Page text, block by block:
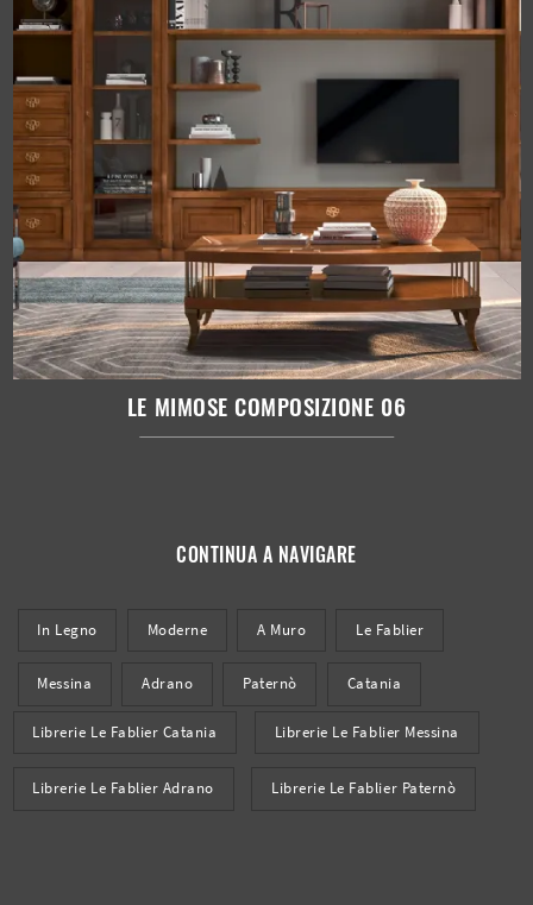
LE MIMOSE COMPOSIZIONE 06
CONTINUA A NAVIGARE
In Legno Moderne A Muro Le Fablier
Messina Adrano Paternò Catania
Librerie Le Fablier Catania Librerie Le Fablier Messina
Librerie Le Fablier Adrano Librerie Le Fablier Paternò